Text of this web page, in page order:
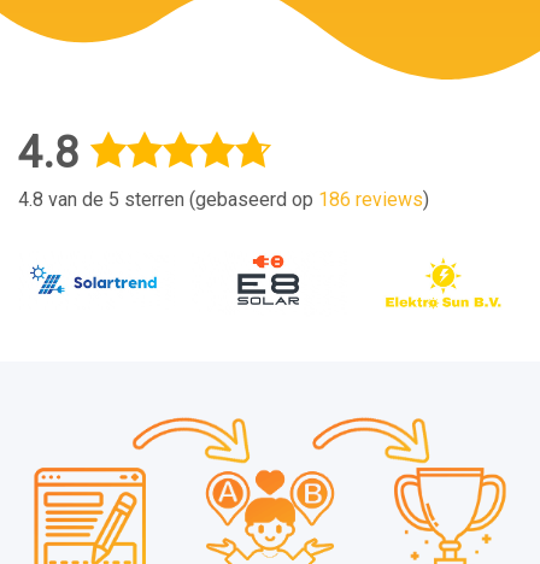
4.8
4.8 van de 5 sterren (gebaseerd op 186 reviews)